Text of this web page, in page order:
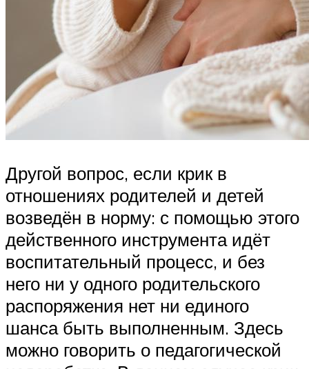
Другой вопрос, если крик в
отношениях родителей и детей
возведён в норму: с помощью этого
действенного инструмента идёт
воспитательный процесс, и без
него ни у одного родительского
распоряжения нет ни единого
шанса быть выполненным. Здесь
можно говорить о педагогической